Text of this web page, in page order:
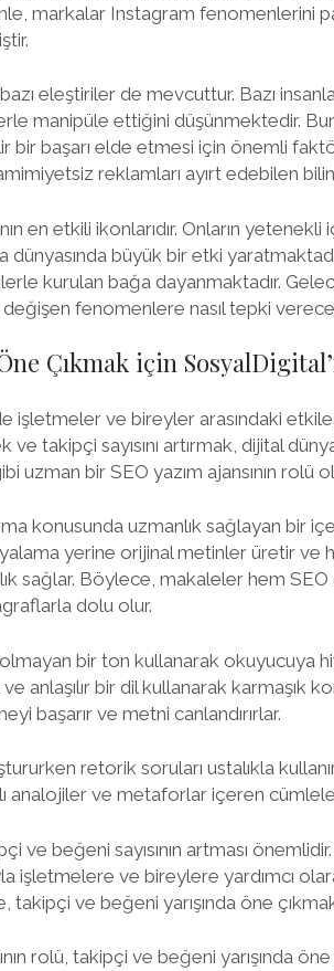
markalar Instagram fenomenlerini
eleştiriler de mevcuttur. Bazı
manipüle ettiğini düşünmektedir.
bir başarı elde etmesi için önemli
reklamları ayırt edebilen
en etkili ikonlarıdır. Onların
büyük bir etki
kurulan bağa dayanmaktadır.
değişen fenomenlere nasıl tepki
Çıkmak için
işletmeler ve bireyler arasındaki
takipçi sayısını artırmak, dijital
uzman bir SEO yazım ajansının rolü
konusunda uzmanlık sağlayan bir
yerine orijinal metinler üretir ve
sağlar. Böylece, makaleler hem
dolu olur.
bir ton kullanarak okuyucuya
anlaşılır bir dil kullanarak karmaşık
başarır ve metni canlandırırlar.
retorik soruları ustalıkla
analojiler ve metaforlar içeren
ve beğeni sayısının artması
işletmelere ve bireylere yardımcı
takipçi ve beğeni yarışında öne
rolü, takipçi ve beğeni yarışında